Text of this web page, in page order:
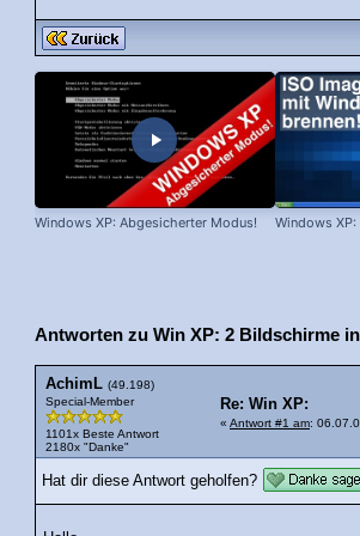
Windows XP: Abgesicherter Modus! Windows XP:
Antworten zu Win XP: 2 Bildschirme
AchimL (49.198)
Special-Member
1101x Beste Antwort
2180x "Danke"
Re: Win XP:
« Antwort #1 am:
Hat dir diese Antwort geholfen?